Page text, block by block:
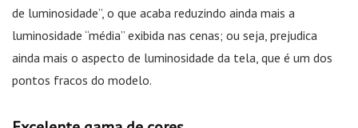
de luminosidade”, o que acaba reduzindo ainda mais a
luminosidade “média” exibida nas cenas; ou seja, prejudica
ainda mais o aspecto de luminosidade da tela, que é um dos
pontos fracos do modelo.